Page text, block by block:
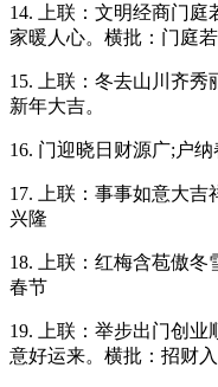
14. 上联：文明经商门
家暖人心。横批：门庭若
15. 上联：冬去山川齐秀
新年大吉。
16. 门迎晓日财源广;户
17. 上联：事事如意大
兴隆
18. 上联：红梅含苞傲
春节
19. 上联：举步出门创
意好运来。横批：招财入